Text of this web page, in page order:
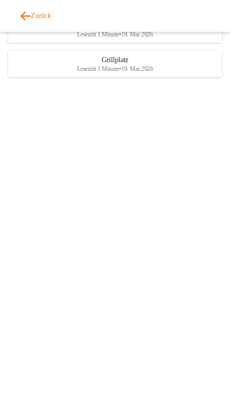
Zurück
Lesezeit 1 Minute•19. Mai 2026
Grillplatz
Lesezeit 1 Minute•19. Mai 2026